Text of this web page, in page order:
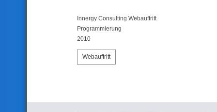
Innergy Consulting Webauftritt
Programmierung
2010
Webauftritt